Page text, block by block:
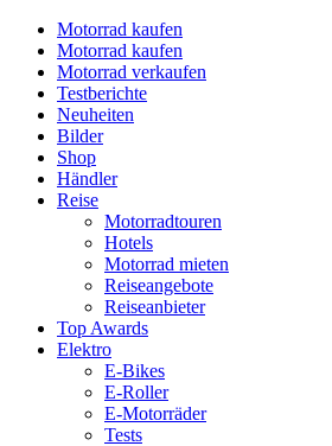
Motorrad kaufen
Motorrad kaufen
Motorrad verkaufen
Testberichte
Neuheiten
Bilder
Shop
Händler
Reise
Motorradtouren
Hotels
Motorrad mieten
Reiseangebote
Reiseanbieter
Top Awards
Elektro
E-Bikes
E-Roller
E-Motorräder
Tests